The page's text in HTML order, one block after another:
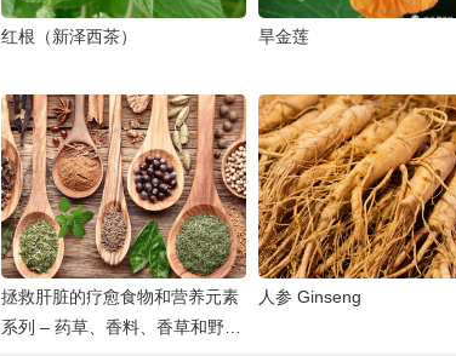
红根（新泽西茶） 旱金莲
拯救肝脏的疗愈食物和营养元素
系列 – 药草、香料、香草和野生
人参 Ginseng